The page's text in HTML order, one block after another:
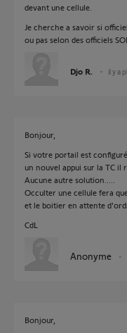
devant une cellule.
Je cherche a savoir si
ou pas selon des officiels
Djo R. il y a
Bonjour,
Si votre portail est
un nouvel appui sur la TC il
Aucune autre solution.....
Occulter une cellule fera
et le boitier en attente
CdL
Anonyme
Bonjour,